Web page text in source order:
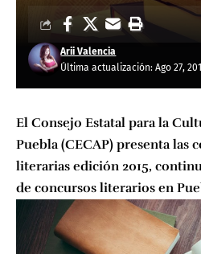
Última actualización: Ago 27,
Arii Valencia
El Consejo Estatal para la
Puebla (CECAP) presenta las
literarias edición 2015,
de concursos literarios en